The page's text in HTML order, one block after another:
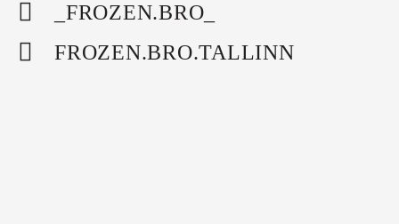
_FROZEN.BRO_
FROZEN.BRO.TALLINN